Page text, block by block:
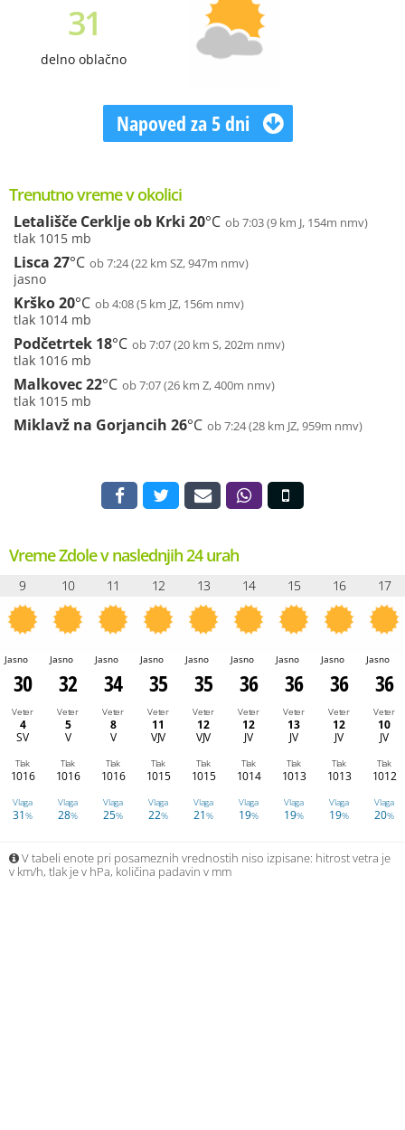
31
delno oblačno
Napoved za 5 dni
Trenutno vreme v okolici
Letališče Cerklje ob Krki 20°C ob 7:03 (9 km J, 154m nmv)
tlak 1015 mb
Lisca 27°C ob 7:24 (22 km SZ, 947m nmv)
jasno
Krško20°C ob 4:08 (5 km JZ, 156m nmv)
tlak 1014 mb
Podčetrtek 18°C ob 7:07 (20 km S, 202m nmv)
tlak 1016 mb
Malkovec22°C ob 7:07 (26 km Z, 400m nmv)
tlak 1015 mb
Miklavž na Gorjancih 26°C ob 7:24 (28 km JZ, 959m nmv)
Vreme Zdole v naslednjih 24 urah
9 10 11 12 13 14 15 16 17
Jasno Jasno Jasno Jasno Jasno Jasno Jasno Jasno Jasno
30 32 34 35 35 36 36 36 36
Veter
4
SV
Veter
5
V
Veter
8
V
Veter
11
VJV
Veter
12
VJV
Veter
12
JV
Veter
13
JV
Veter
12
JV
Veter
10
JV
Tlak
1016
Tlak
1016
Tlak
1016
Tlak
1015
Tlak
1015
Tlak
1014
Tlak
1013
Tlak
1013
Tlak
1012
Vlaga
31%
Vlaga
28%
Vlaga
25%
Vlaga
22%
Vlaga
21%
Vlaga
19%
Vlaga
19%
Vlaga
19%
Vlaga
20%
V tabeli enote pri posameznih vrednostih niso izpisane: hitrost vetra je
v km/h, tlak je v hPa, količina padavin v mm